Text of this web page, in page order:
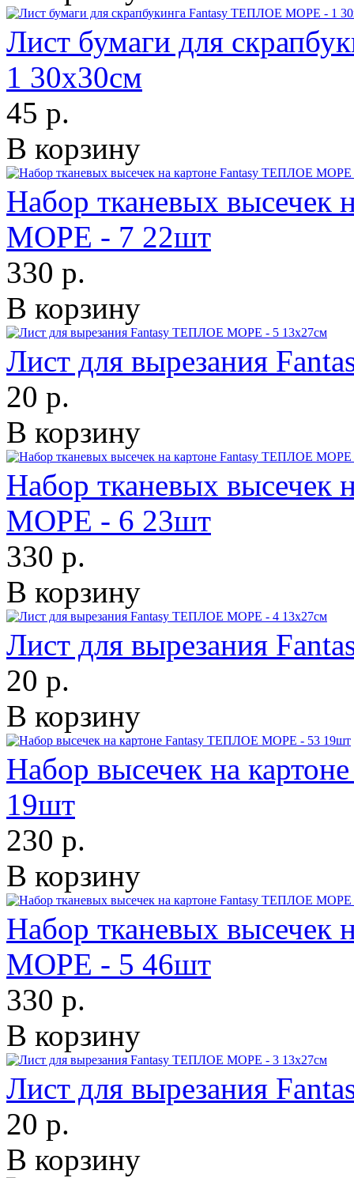
Лист бумаги для
1 30х30см
45 р.
В корзину
Набор тканевых
МОРЕ - 7 22шт
330 р.
В корзину
Лист для вырезания
20 р.
В корзину
Набор тканевых
МОРЕ - 6 23шт
330 р.
В корзину
Лист для вырезания
20 р.
В корзину
Набор высечек на
19шт
230 р.
В корзину
Набор тканевых
МОРЕ - 5 46шт
330 р.
В корзину
Лист для вырезания
20 р.
В корзину